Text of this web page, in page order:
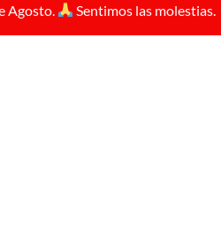
Agosto.
Sentimos las molestias.